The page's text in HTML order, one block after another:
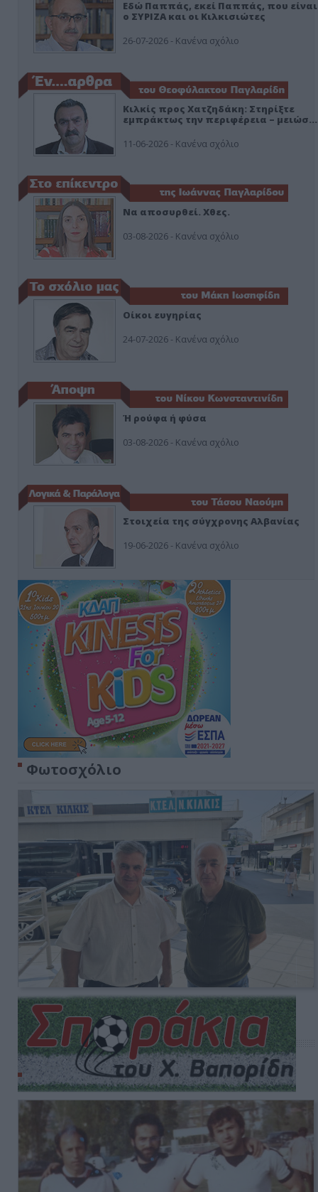
Εδώ Παππάς, εκεί Παππάς, που είναι
ο ΣΥΡΙΖΑ και οι Κιλκισιώτες
26-07-2026 - Κανένα σχόλιο
Κιλκίς προς Χατζηδάκη: Στηρίξτε
εμπράκτως την περιφέρεια – μειώσ…
11-06-2026 - Κανένα σχόλιο
Να αποσυρθεί. Χθες.
03-08-2026 - Κανένα σχόλιο
Οίκοι ευγηρίας
24-07-2026 - Κανένα σχόλιο
Ή ρούφα ή φύσα
03-08-2026 - Κανένα σχόλιο
Στοιχεία της σύγχρονης Αλβανίας
19-06-2026 - Κανένα σχόλιο
Φωτοσχόλιο